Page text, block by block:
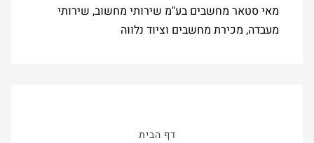
מאי סטאר מחשבים בע"מ שירותי מחשוב, שירותי
מעבדה, מכירת מחשבים וציוד נלווה
דף הבית